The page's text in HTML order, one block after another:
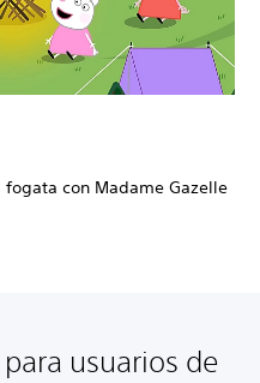
con Madame Gazelle
usuarios de